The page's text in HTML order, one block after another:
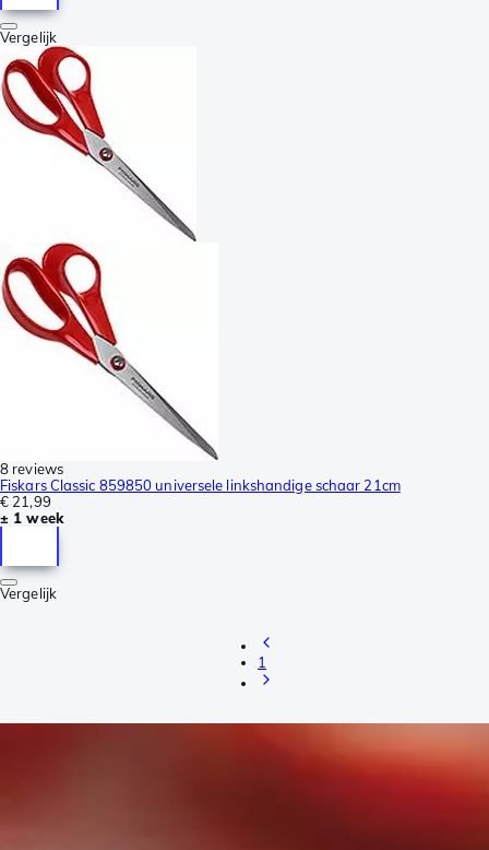
Vergelijk
8 reviews
Fiskars Classic 859850 universele linkshandige schaar 21cm
€ 21,99
± 1 week
Vergelijk
1